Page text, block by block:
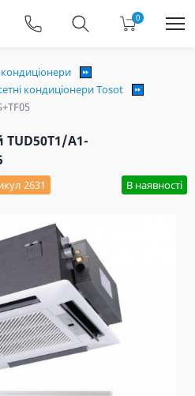
0
кондиціонери Tosot
A1-
2631 В наявності